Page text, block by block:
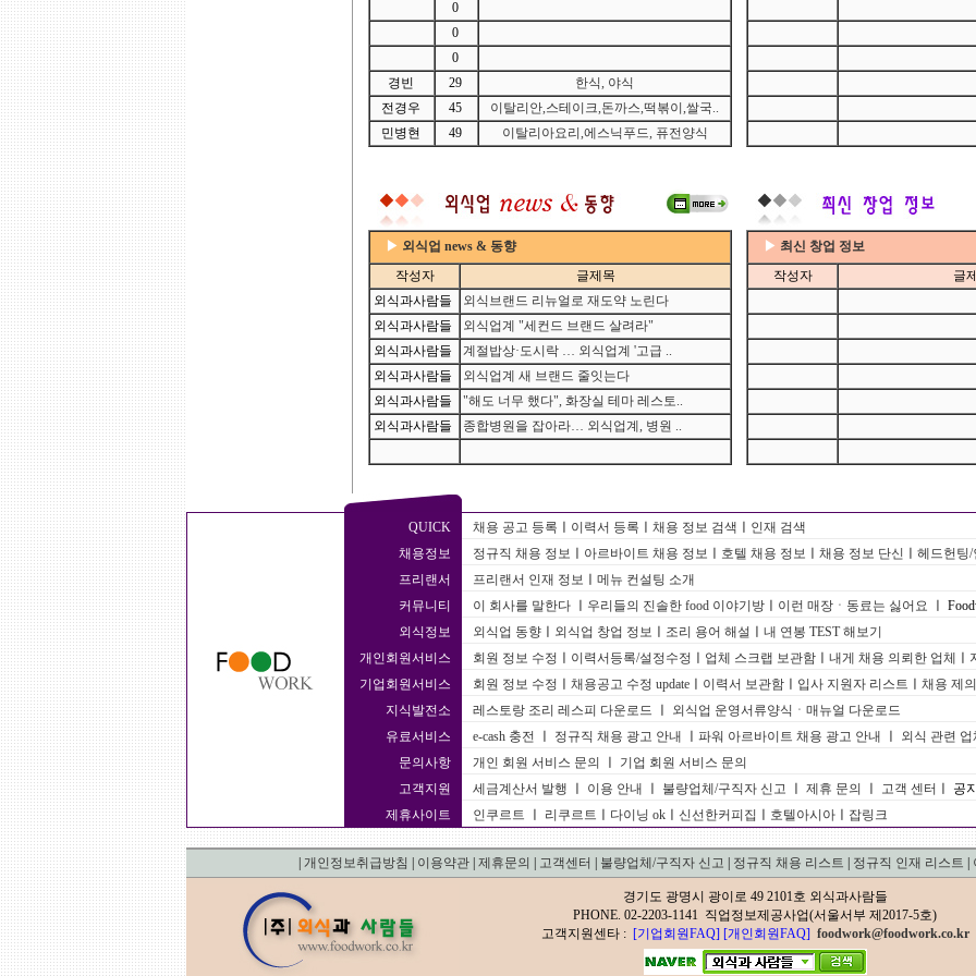
0
0
0
경빈
29
한식, 야식
전경우
45
이탈리안,스테이크,돈까스,떡볶이,쌀국..
민병현
49 이탈리아요리,에스닉푸드, 퓨전양식
▶ 외식업 news & 동향
작성자
글제목
외식과사람들
외식브랜드 리뉴얼로 재도약 노린다
외식과사람들
외식업계 "세컨드 브랜드 살려라"
외식과사람들
계절밥상·도시락 … 외식업계 '고급 ..
외식과사람들
외식업계 새 브랜드 줄잇는다
외식과사람들
"해도 너무 했다", 화장실 테마 레스토..
외식과사람들
종합병원을 잡아라… 외식업계, 병원 ..
▶ 최신 창업 정보
작성자
글
QUICK 채용 공고 등록 이력서 등록 채용 정보 검색
인재 검색
채용정보
정규직 채용 정보 아르바이트 채용 정보 호텔 채용 정보 채용 정보 단신
헤드헌팅
프리랜서
프리랜서 인재 정보
메뉴 컨설팅 소개
커뮤니티
이 회사를 말한다 우리들의 진솔한 food 이야기방 이런 매장ㆍ동료는 싫어요 ㅣ
외식정보
외식업 동향 외식업 창업 정보 조리 용어 해설
내 연봉 TEST 해보기
개인회원서비스
회원 정보 수정 이력서등록/설정수정 업체 스크랩 보관함 내게 채용 의뢰한 업체
기업회원서비스
회원 정보 수정 채용공고 수정 update 이력서 보관함 입사 지원자 리스트
채용 제
지식발전소
레스토랑 조리 레스피 다운로드
외식업 운영서류양식ㆍ매뉴얼 다운로드
유료서비스
e-cash 충전 정규직 채용 광고 안내 파워 아르바이트 채용 광고 안내
외식 관련
문의사항
개인 회원 서비스 문의
기업 회원 서비스 문의
고객지원
세금계산서 발행 이용 안내 불량업체/구직자 신고 제휴 문의 고객 센터
ㅣ 공
제휴사이트
인쿠르트 리쿠르트 다이닝 ok 신선한커피집 호텔아시아 잡링크
개인정보취급방침 이용약관 제휴문의 고객센터 불량업체/구직자 신고 정규직 채용 리스트 정규직 인재 리스트
경기도 광명시 광이로 49 2101호 외식과사람들
PHONE. 02-2203-1141 직업정보제공사업(서울서부 제2017-5호)
고객지원센타 : [기업회원FAQ] [개인회원FAQ] foodwork@foodwork.co.kr